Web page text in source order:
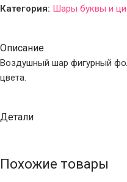
Категория: Шары буквы и
Описание
Воздушный шар фигурный
цвета.
Детали
Похожие товары